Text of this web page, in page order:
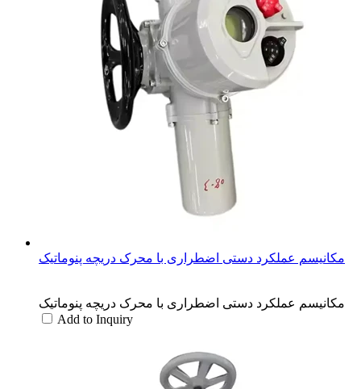
مکانیسم عملکرد دستی اضطراری با محرک دریچه پنوماتیک
مکانیسم عملکرد دستی اضطراری با محرک دریچه پنوماتیک
Add to Inquiry